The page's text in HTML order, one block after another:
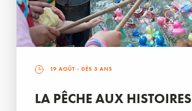
19 AOÛT - DÈS 3 ANS
LA PÊCHE AUX HISTOIRES